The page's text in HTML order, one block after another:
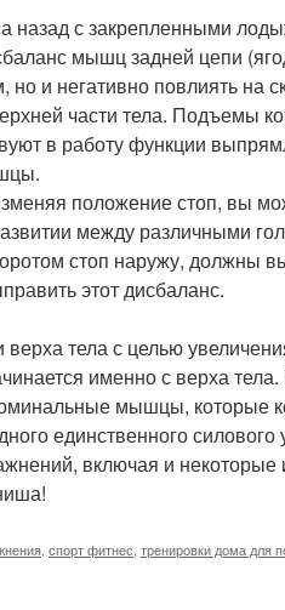
назад с закрепленными
мышц задней цепи
но и негативно повлиять
части тела. Подъемы
в работу функции
положение стоп, вы
между различными
стоп наружу, должны
этот дисбаланс.
тела с целью
именно с верха
мышцы, которые
единственного
включая и
спорт фитнес тренировки дома для